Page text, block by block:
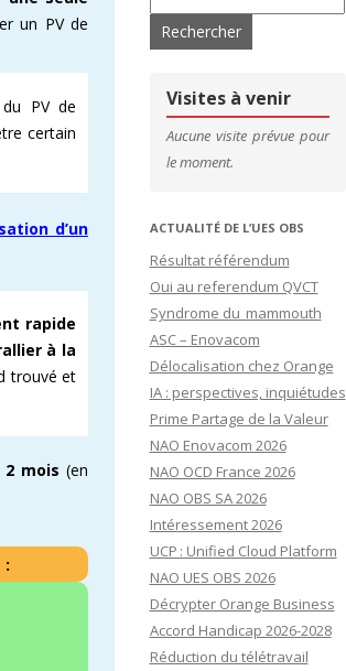
SITES
CONTACTS & LIENS UTILES
un PV de
PV de
certain
d’un
rapide
à la
trouvé et
mois (en
:
Visites à venir
Aucune visite prévue pour
le moment.
ACTUALITÉ DE L’UES OBS
Résultat référendum
Oui au referendum QVCT
Syndrome du mammouth
ASC – Enovacom
Délocalisation chez Orange
IA : perspectives, inquiétudes
Prime Partage de la Valeur
NAO Enovacom 2026
NAO OCD France 2026
NAO OBS SA 2026
Intéressement 2026
UCP : Unified Cloud Platform
NAO UES OBS 2026
Décrypter Orange Business
Accord Handicap 2026-2028
Réduction du télétravail